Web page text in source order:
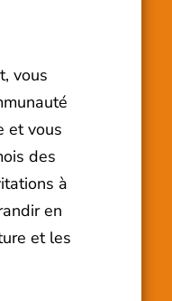
vous
et vous
des
à
en
et les